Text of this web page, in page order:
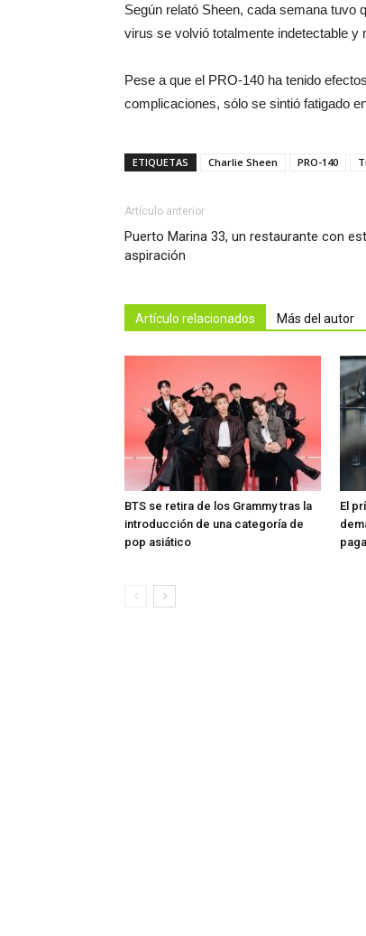
Según relató Sheen, cada semana tuvo
virus se volvió totalmente indetectable y
Pese a que el PRO-140 ha tenido
complicaciones, sólo se sintió fatigado
ETIQUETAS Charlie Sheen PRO-140
Artículo anterior
Puerto Marina 33, un restaurante con
aspiración
Artículo relacionados Más del autor
BTS se retira de los Grammy tras la
introducción de una categoría de
pop asiático
El